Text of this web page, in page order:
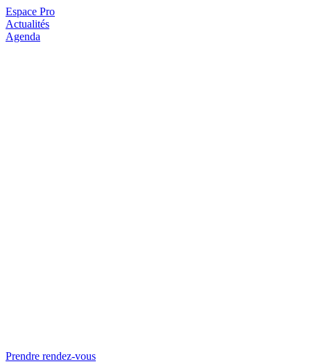
Espace Pro
Actualités
Agenda
Prendre rendez-vous